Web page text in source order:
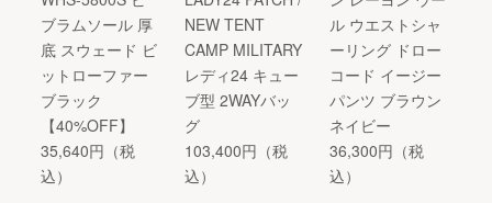
ブラムソール 厚
底 スウェード ビ
ットローファー
ブラック
【40%OFF】
35,640円（税
込）
NEW TENT
CAMP MILITARY
レディ24 キュー
ブ型 2WAYバッ
グ
103,400円（税
込）
ル ウエストシャ
ーリング ドロー
コード イージー
パンツ ブラウン
ネイビー
36,300円（税
込）